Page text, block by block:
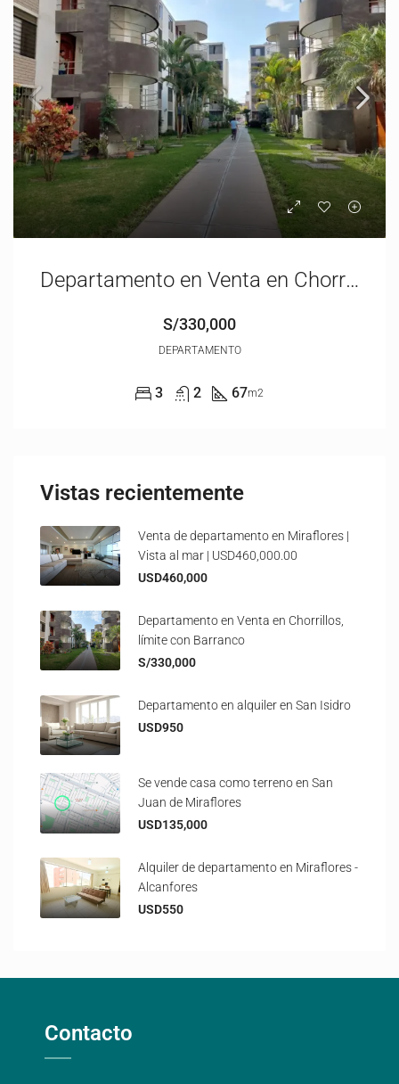
Departamento en Venta en Chorrillos, límite con Barranco
S/330,000
DEPARTAMENTO
3 2 67m2
Vistas recientemente
Venta de departamento en Miraflores |
Vista al mar | USD460,000.00
USD460,000
Departamento en Venta en Chorrillos,
límite con Barranco
S/330,000
Departamento en alquiler en San Isidro
USD950
Se vende casa como terreno en San
Juan de Miraflores
USD135,000
Alquiler de departamento en Miraflores -
Alcanfores
USD550
Contacto